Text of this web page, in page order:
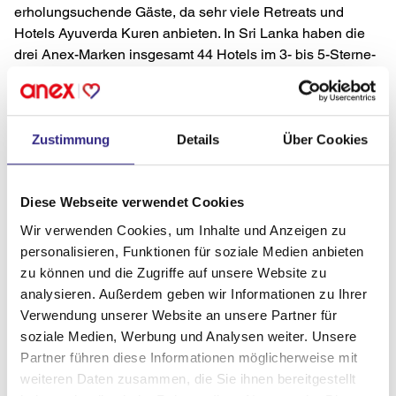
Zustimmung Details Über Cookies
Diese Webseite verwendet Cookies
Wir verwenden Cookies, um Inhalte und Anzeigen zu
personalisieren, Funktionen für soziale Medien anbieten
zu können und die Zugriffe auf unsere Website zu
analysieren. Außerdem geben wir Informationen zu Ihrer
Verwendung unserer Website an unsere Partner für
soziale Medien, Werbung und Analysen weiter. Unsere
Partner führen diese Informationen möglicherweise mit
weiteren Daten zusammen, die Sie ihnen bereitgestellt
erholungsuchende Gäste, da sehr viele Retreats und
Hotels Ayuverda Kuren anbieten. In Sri Lanka haben die
drei Anex-Marken insgesamt 44 Hotels im 3- bis 5-Sterne-
Segment in den beliebtesten Ferienregionen des Landes
im Portfolio. Ein sehr gutes Preis-Leistungs-Verhältnis
sowie eine hohe Weiterempfehlungsrate zeichnet zum
Beispiel das malerisch auf einer Halbinsel gelegene 5-
Sterne-Haus Dickwella Resort & Spa im Süden der Insel
Auf der Fernstrecke lockt darüber hinaus auch das
Inselparadies Maledivenmit seinen traumhaften Stränden
und dem türkisblauen Wasser. Absolut im Trend liegt
zudem Urlaub inThailand. Die Veranstalter der Anex
Gruppe bieten auch hier eine große Auswahl an
Unterkünften, darunter namhafte Hotels wie das X10
Khaolak Resort in der gleichnamigen Urlaubsregion. Das
familienfreundliche Resort liegt direkt am Strand, umgeben